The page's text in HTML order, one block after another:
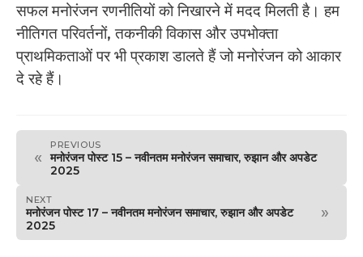
सफल मनोरंजन रणनीतियों को निखारने में मदद मिलती है। हम
नीतिगत परिवर्तनों, तकनीकी विकास और उपभोक्ता
प्राथमिकताओं पर भी प्रकाश डालते हैं जो मनोरंजन को आकार
दे रहे हैं।
«
PREVIOUS
मनोरंजन पोस्ट 15 – नवीनतम मनोरंजन समाचार, रुझान और अपडेट
2025
NEXT
मनोरंजन पोस्ट 17 – नवीनतम मनोरंजन समाचार, रुझान और अपडेट
2025
»